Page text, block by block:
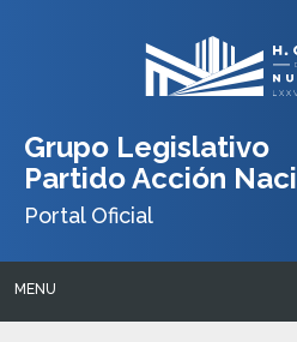
Grupo Legislativo
Partido Acción
Portal Oficial
MENU